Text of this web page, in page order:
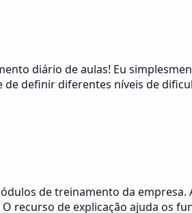
diário de aulas! Eu
definir diferentes níveis de
de treinamento da
recurso de explicação ajuda os